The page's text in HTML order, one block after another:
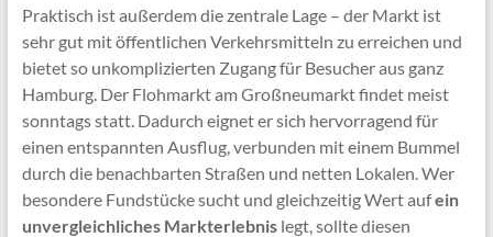
Praktisch ist außerdem die zentrale Lage – der Markt ist
sehr gut mit öffentlichen Verkehrsmitteln zu erreichen und
bietet so unkomplizierten Zugang für Besucher aus ganz
Hamburg. Der Flohmarkt am Großneumarkt findet meist
sonntags statt. Dadurch eignet er sich hervorragend für
einen entspannten Ausflug, verbunden mit einem Bummel
durch die benachbarten Straßen und netten Lokalen. Wer
besondere Fundstücke sucht und gleichzeitig Wert aufein
unvergleichliches Markterlebnislegt, sollte diesen